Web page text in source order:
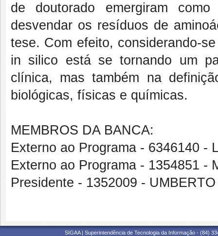
de doutorado emergiram
desvendar os resíduos de
tese. Com efeito, considerando-
in silico está se tornando um
clínica, mas também na
biológicas, físicas e químicas.
MEMBROS DA BANCA:
Externo ao Programa - 6346140 -
Externo ao Programa - 1354851 -
Presidente - 1352009 -
SIGAA | Superintendência de Tecnologia da Informação - (84)